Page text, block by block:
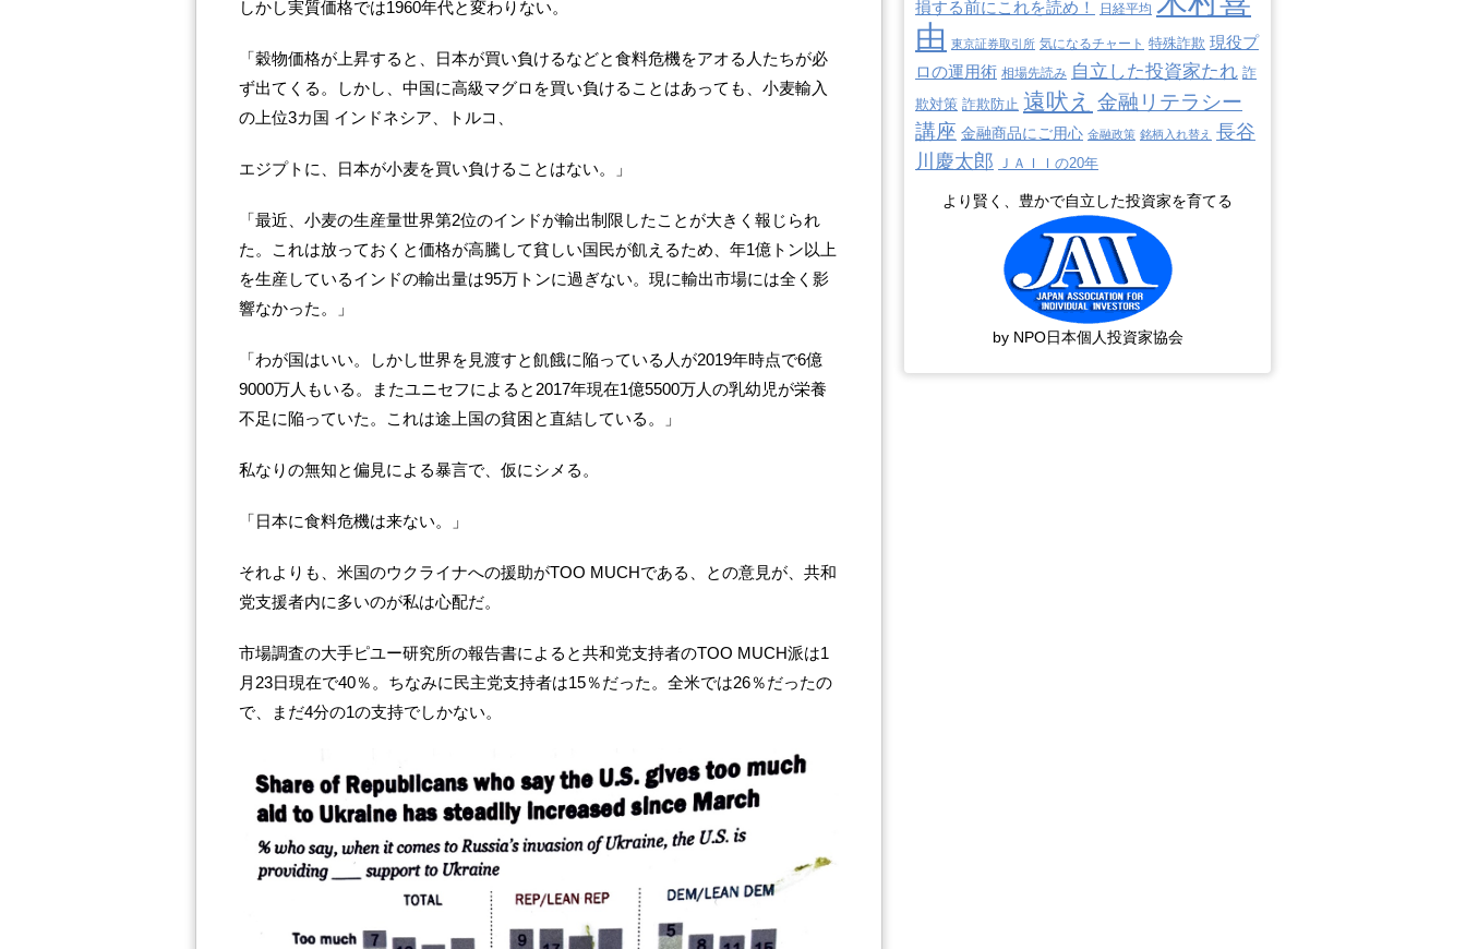
しかし実質価格では1960年代と変わりない。
「穀物価格が上昇すると、日本が買い負けるなどと食料危機をアオる人たちが必
ず出てくる。しかし、中国に高級マグロを買い負けることはあっても、小麦輸入
の上位3カ国 インドネシア、トルコ、
エジプトに、日本が小麦を買い負けることはない。」
「最近、小麦の生産量世界第2位のインドが輸出制限したことが大きく報じられ
た。これは放っておくと価格が高騰して貧しい国民が飢えるため、年1億トン以上
を生産しているインドの輸出量は95万トンに過ぎない。現に輸出市場には全く影
響なかった。」
「わが国はいい。しかし世界を見渡すと飢餓に陥っている人が2019年時点で6億
9000万人もいる。またユニセフによると2017年現在1億5500万人の乳幼児が栄養
不足に陥っていた。これは途上国の貧困と直結している。」
私なりの無知と偏見による暴言で、仮にシメる。
「日本に食料危機は来ない。」
それよりも、米国のウクライナへの援助がTOO MUCHである、との意見が、共和
党支援者内に多いのが私は心配だ。
市場調査の大手ピユー研究所の報告書によると共和党支持者のTOO MUCH派は1
月23日現在で40％。ちなみに民主党支持者は15％だった。全米では26％だったの
で、まだ4分の1の支持でしかない。
損する前にこれを読め！ 日経平均
由 東京証券取引所 気になるチャート 特殊詐欺 現役プ
ロの運用術 相場先読み 自立した投資家たれ 詐
欺対策 詐欺防止 遠吠え 金融リテラシー
講座 金融商品にご用心 金融政策 銘柄入れ替え
長谷
川慶太郎 ＪＡＩＩの20年
より賢く、豊かで自立した投資家を育てる
by NPO日本個人投資家協会